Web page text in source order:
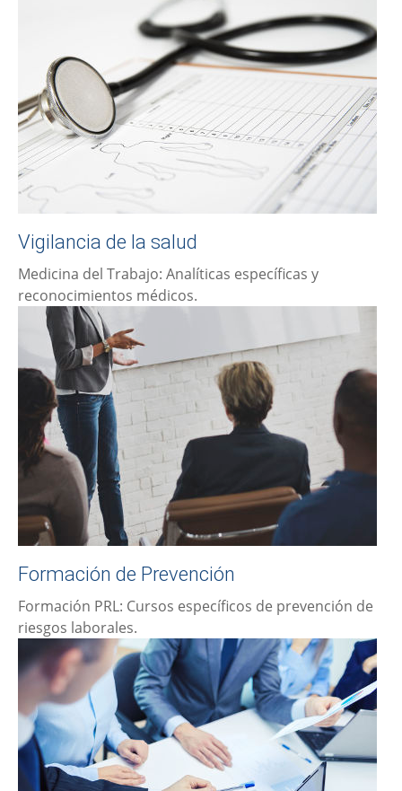
Vigilancia de la salud
Medicina del Trabajo: Analíticas específicas y
reconocimientos médicos.
Formación de Prevención
Formación PRL: Cursos específicos de prevención de
riesgos laborales.